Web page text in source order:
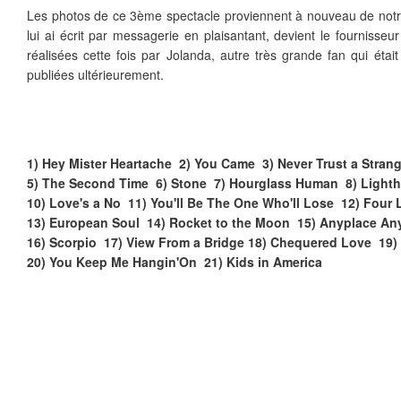
Les photos de ce 3ème spectacle proviennent à nouveau de
lui ai écrit par messagerie en plaisantant, devient le
réalisées cette fois par Jolanda, autre très grande fan qui
publiées ultérieurement.
1) Hey Mister Heartache 2) You Came 3) Never Trust a
5) The Second Time 6) Stone 7) Hourglass Human 8)
10) Love's a No 11) You'll Be The One Who'll Lose 12) Four
13) European Soul 14) Rocket to the Moon 15) Anyplace
16) Scorpio 17) View From a Bridge 18) Chequered Love
20) You Keep Me Hangin'On 21) Kids in America